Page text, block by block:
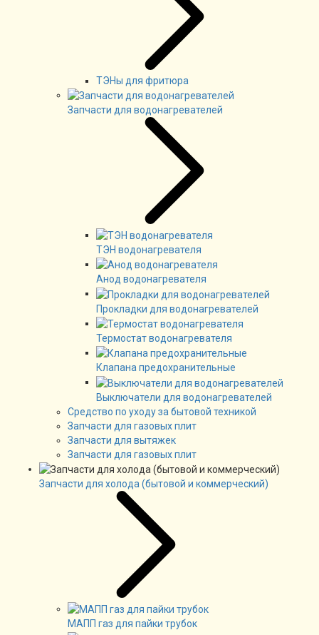
ТЭНы для фритюра
Запчасти для водонагревателей
ТЭН водонагревателя
Анод водонагревателя
Прокладки для водонагревателей
Термостат водонагревателя
Клапана предохранительные
Выключатели для водонагревателей
Средство по уходу за бытовой техникой
Запчасти для газовых плит
Запчасти для вытяжек
Запчасти для газовых плит
Запчасти для холода (бытовой и коммерческий)
МАПП газ для пайки трубок